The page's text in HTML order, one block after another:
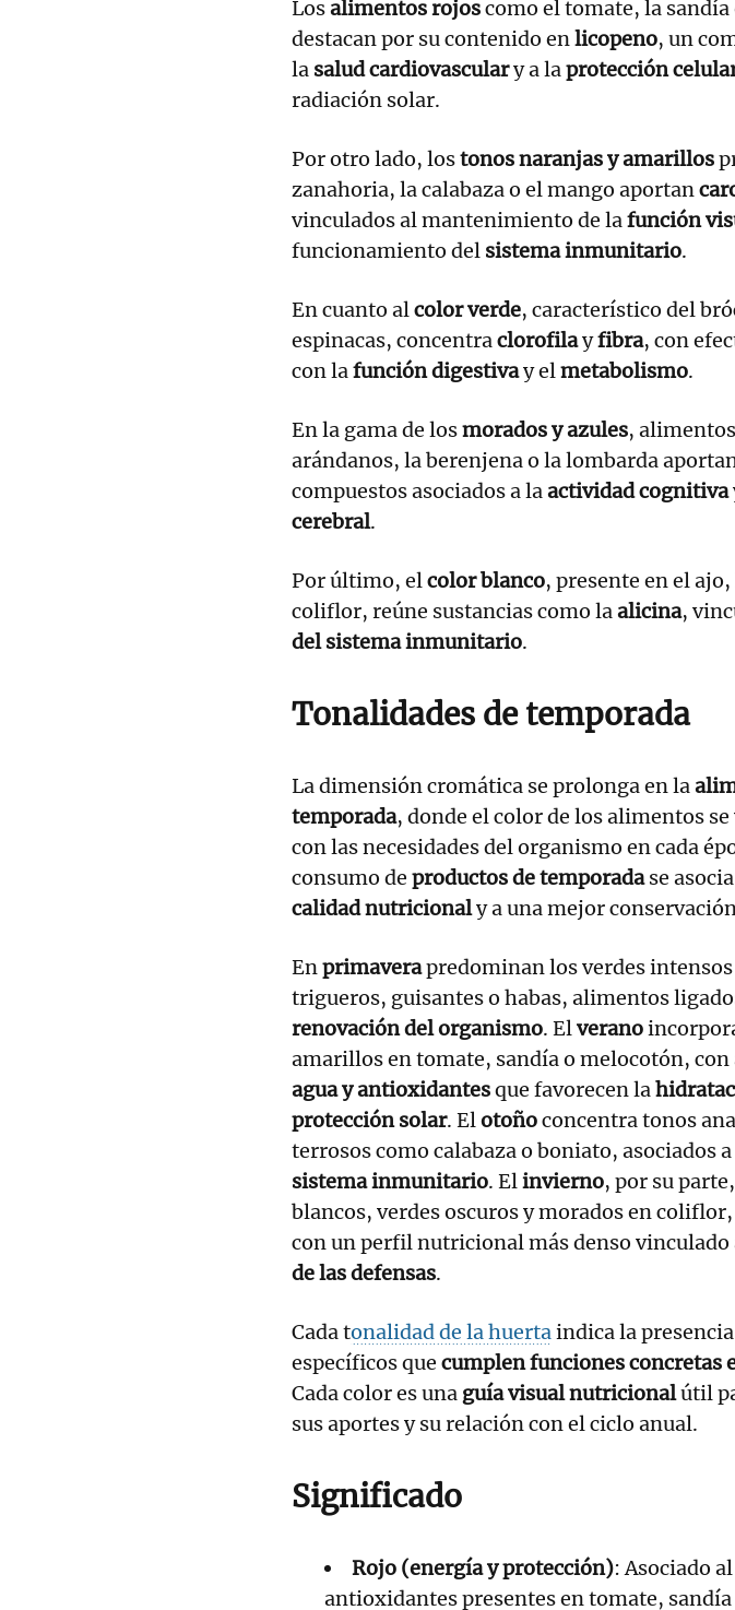
Losalimentos rojoscomo el tomate, la
destacan por su contenido enlicopeno, un
la salud cardiovasculary a laprotección
radiación solar.
Por otro lado, lostonos naranjas y amarillos
zanahoria, la calabaza o el mango aportan
vinculados al mantenimiento de lafunción
funcionamiento del sistema inmunitario.
En cuanto alcolor verde, característico del
espinacas, concentraclorofilayfibra, con
con lafunción digestivay elmetabolismo.
En la gama de losmorados y azules,
arándanos, la berenjena o la lombarda
compuestos asociados a laactividad cognitiva
cerebral.
Por último, elcolor blanco, presente en el
coliflor, reúne sustancias como laalicina,
del sistema inmunitario.
Tonalidades de temporada
La dimensión cromática se prolonga en la
temporada, donde el color de los alimentos
con las necesidades del organismo en cada
consumo de productos de temporadase
calidad nutricionaly a una mejor
Enprimaverapredominan los verdes intensos
trigueros, guisantes o habas, alimentos
renovación del organismo. Elverano
amarillos en tomate, sandía o melocotón,
agua y antioxidantesque favorecen la
protección solar. Elotoñoconcentra tonos
terrosos como calabaza o boniato, asociados
sistema inmunitario. Elinvierno, por su
blancos, verdes oscuros y morados en
con un perfil nutricional más denso vinculado
de las defensas.
Cada tonalidad de la huertaindica la
específicos que cumplen funciones concretas
Cada color es una guía visual nutricionalútil
sus aportes y su relación con el ciclo anual.
Significado
Rojo (energía y protección): Asociado al
antioxidantes presentes en tomate,